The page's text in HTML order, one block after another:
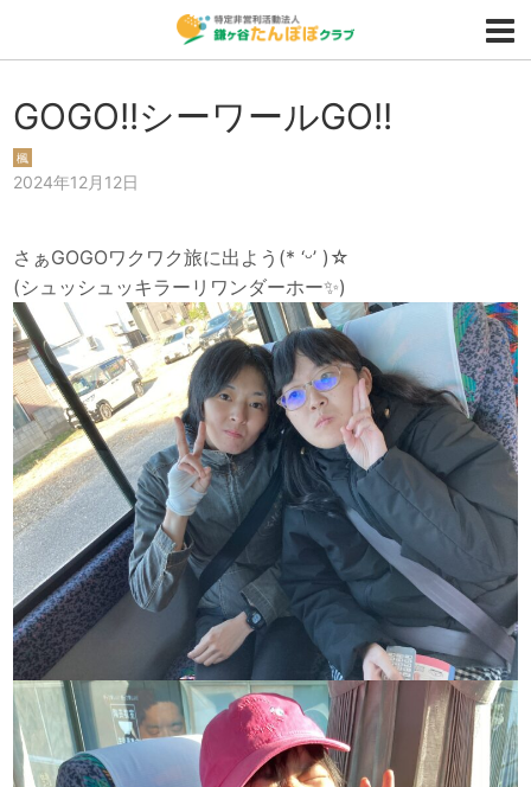
GOGO!!シーワールGO!!
楓
2024年12月12日
さぁGOGOワクワク旅に出よう(* ‘ᵕ’ )☆
(シュッシュッキラーリワンダーホー✨)